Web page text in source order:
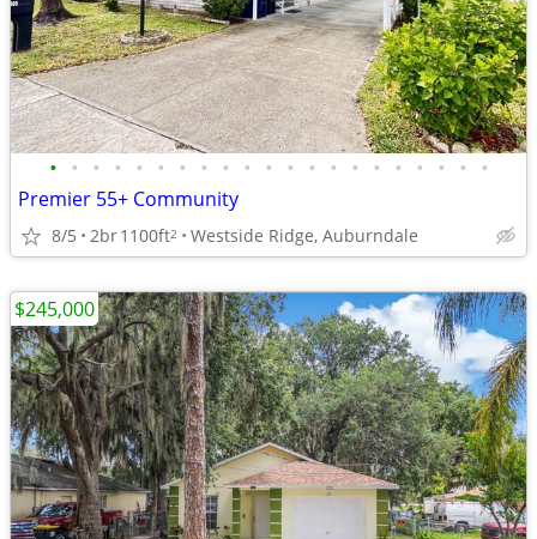
• • • • • • • • • • • • • • • • • • • • •
Premier 55+ Community
8/5 2br1100ft2 Westside Ridge, Auburndale
$245,000